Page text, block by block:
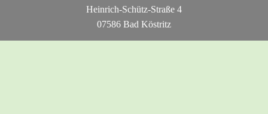
Heinrich-Schütz-Straße 4
07586 Bad Köstritz